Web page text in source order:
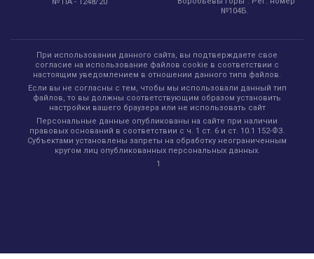
№104Б.
При использовании данного сайта, вы подтверждаете свое
согласие на использование файлов cookie в соответствии с
настоящим уведомлением в отношении данного типа файлов.
Если вы не согласны с тем, чтобы мы использовали данный тип
файлов, то вы должны соответствующим образом установить
настройки вашего браузера или не использовать сайт
Персональные данные опубликованы на сайте при наличии
правовых оснований в соответствии с ч. 1 ст. 6 и ст. 10.1 152-ФЗ.
Субъектами установлены запреты на обработку неограниченным
кругом лиц опубликованных персональных данных.
1